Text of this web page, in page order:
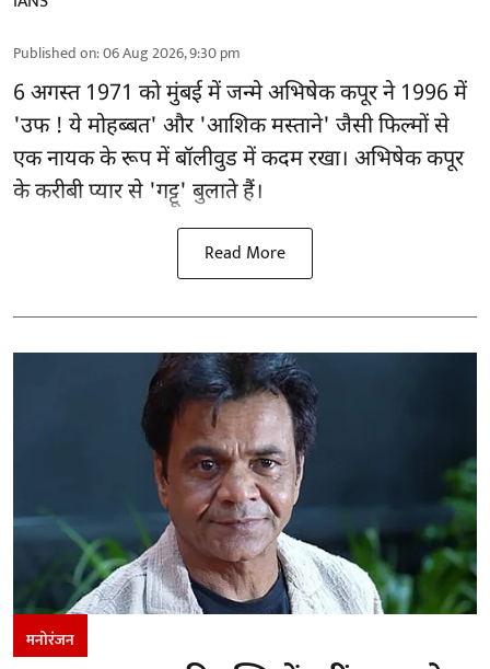
Published on:06 Aug 2026, 9:30 pm
6 अगस्त 1971 को मुंबई में जन्मे अभिषेक कपूर ने 1996 में
'उफ ! ये मोहब्बत' और 'आशिक मस्ताने' जैसी फिल्मों से
एक नायक के रूप मेंबॉलीवुडमें कदम रखा। अभिषेक कपूर
के करीबी प्यार से 'गट्टू' बुलाते हैं।
Read More
मनोरंजन